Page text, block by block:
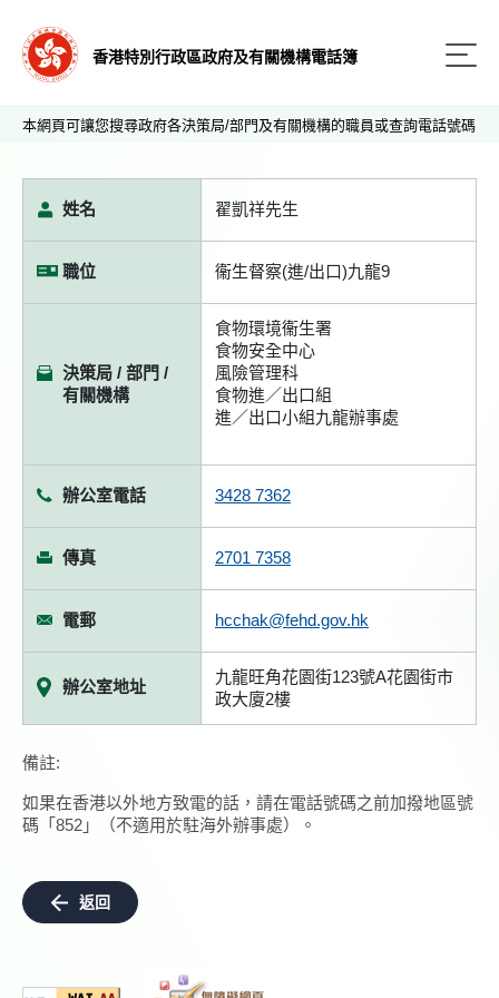
香港特別行政區政府及有關機構電話簿
本網頁可讓您搜尋政府各決策局/部門及有關機構的職員或查詢電話號碼
姓名 翟凱祥先生
職位 衞生督察(進/出口)九龍9
決策局 / 部門 /
有關機構
食物環境衞生署
食物安全中心
風險管理科
食物進／出口組
進／出口小組九龍辦事處
辦公室電話 3428 7362
傳真 2701 7358
電郵 hcchak@fehd.gov.hk
辦公室地址
九龍旺角花園街123號A花園街市
政大廈2樓
備註:
如果在香港以外地方致電的話，請在電話號碼之前加撥地區號
碼「852」（不適用於駐海外辦事處）。
返回